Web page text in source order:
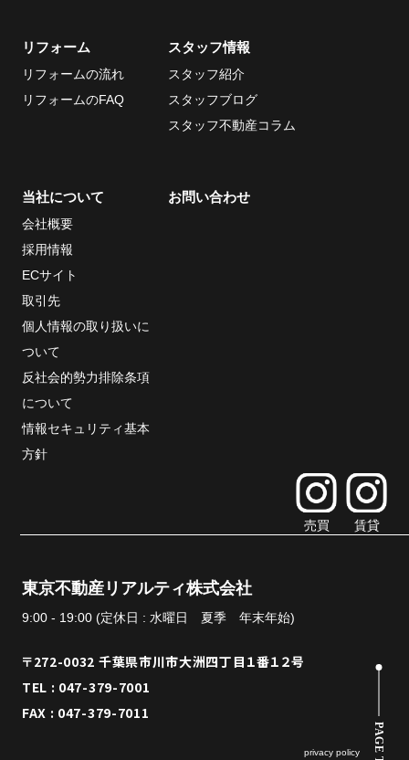
リフォーム
リフォームの流れ
リフォームのFAQ
スタッフ情報
スタッフ紹介
スタッフブログ
スタッフ不動産コラム
当社について
会社概要
採用情報
ECサイト
取引先
個人情報の取り扱いに
ついて
反社会的勢力排除条項
について
情報セキュリティ基本
方針
お問い合わせ
売買 賃貸
東京不動産リアルティ株式会社
9:00 - 19:00 (定休日 : 水曜日 夏季 年末年始)
〒272-0032 千葉県市川市大洲四丁目１番１２号
TEL : 047-379-7001
FAX : 047-379-7011
privacy policy